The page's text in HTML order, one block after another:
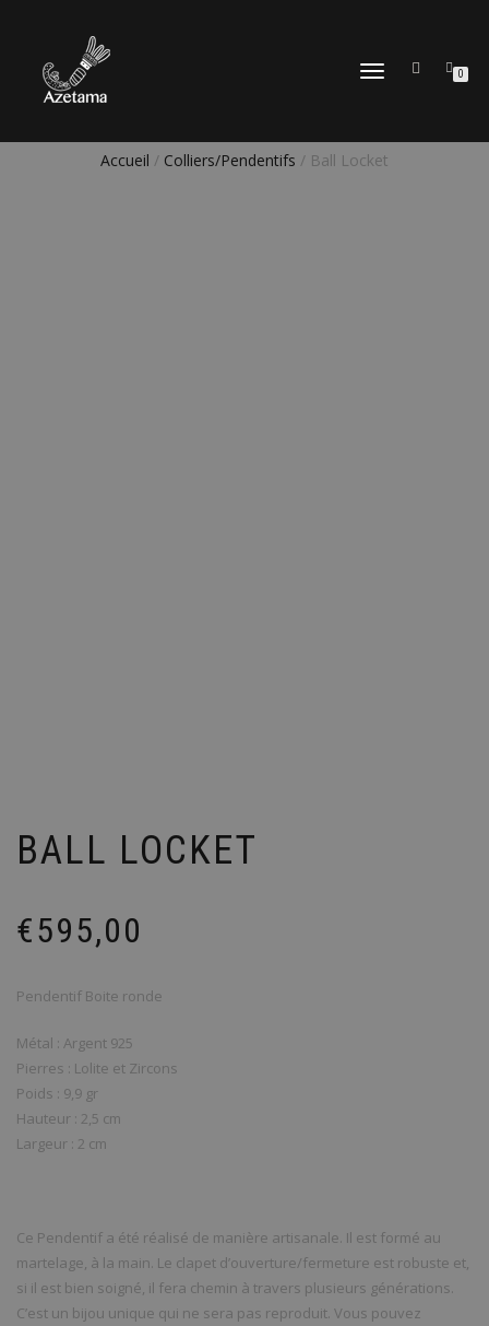
DÉPLIER
0
Accueil / Colliers/Pendentifs / Ball Locket
BALL LOCKET
€595,00
Pendentif Boite ronde
Métal : Argent 925
Pierres : Lolite et Zircons
Poids : 9,9 gr
Hauteur : 2,5 cm
Largeur : 2 cm
Ce Pendentif a été réalisé de manière artisanale. Il est formé au
martelage, à la main. Le clapet d’ouverture/fermeture est robuste et,
si il est bien soigné, il fera chemin à travers plusieurs générations.
C’est un bijou unique qui ne sera pas reproduit. Vous pouvez